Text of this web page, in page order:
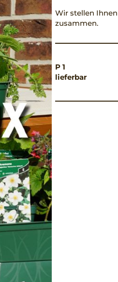
Wir stellen
zusammen.
P 1
lieferbar